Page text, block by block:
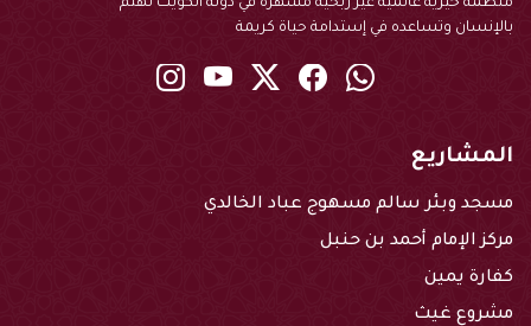
بالإنسان وتساعده في إستدامة حياة كريمة
Whatsapp
Facebook
twitter
youtube
instagram
المشاريع
مسجد وبئر سالم مسهوج عباد الخالدي
مركز الإمام أحمد بن حنبل
كفارة يمين
مشروع غيث